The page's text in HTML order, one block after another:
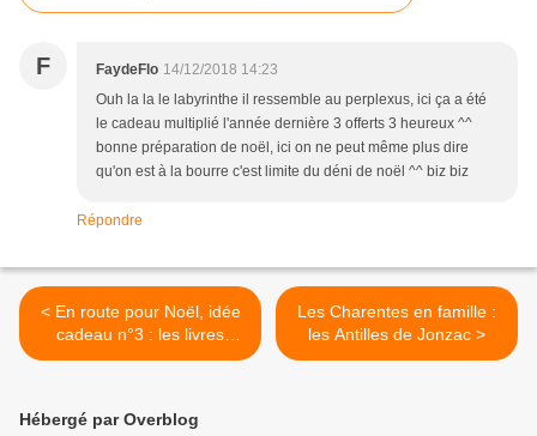
F FaydeFlo 14/12/2018 14:23
Ouh la la le labyrinthe il ressemble au perplexus, ici ça a été
le cadeau multiplié l'année dernière 3 offerts 3 heureux ^^
bonne préparation de noël, ici on ne peut même plus dire
qu'on est à la bourre c'est limite du déni de noël ^^ biz biz
Répondre
< En route pour Noël, idée
cadeau n°3 : les livres
jeunesse aux éditions Père
Les Charentes en famille :
les Antilles de Jonzac >
Hébergé par Overblog